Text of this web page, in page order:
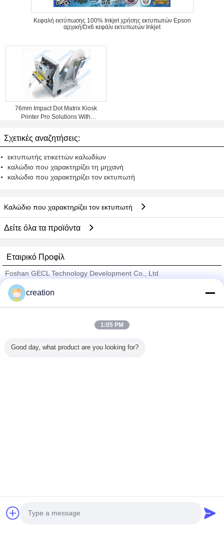
Κεφαλή εκτύπωσης 100% Inkjet χρήσης εκτυπωτών Epson
αρχική/Dx6 κεφάλι εκτυπωτών Inkjet
76mm Impact Dot Matrix Kiosk
Printer Pro Solutions With
Σχετικές αναζητήσεις:
εκτυπωτής ετικεττών καλωδίων
καλώδιο που χαρακτηρίζει τη μηχανή
καλώδιο που χαρακτηρίζει τον εκτυπωτή
Καλώδιο που χαρακτηρίζει τον εκτυπωτή
Δείτε όλα τα προϊόντα
Εταιρικό Προφίλ
Foshan GECL Technology Development Co., Ltd
Verified προμηθευτές
Trust Seal
Σπίτι
Copyright © 2012 - 2026 Foshan GECL Technology Development Co.,
creation
1:05 PM
Good day, what product are you looking for?